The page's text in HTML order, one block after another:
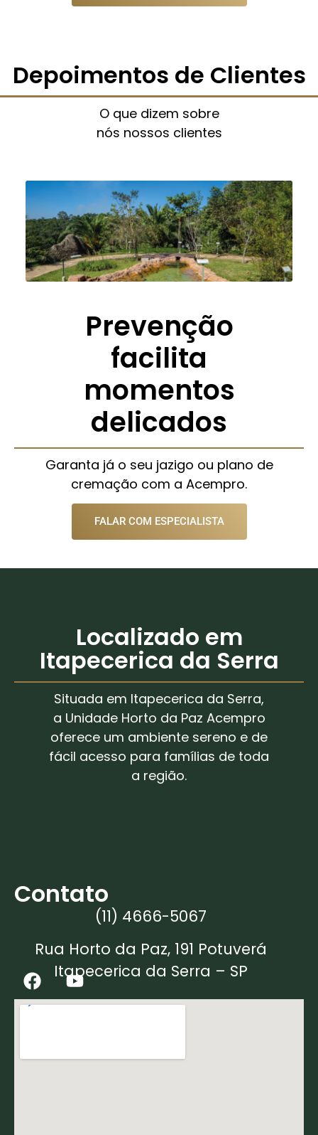
Depoimentos de Clientes
O que dizem sobre
nós nossos clientes
Prevenção
facilita
momentos
delicados
Garanta já o seu jazigo ou plano de
cremação com a Acempro.
FALAR COM ESPECIALISTA
Localizado em
Itapecerica da Serra
Situada em Itapecerica da Serra,
a Unidade Horto da Paz Acempro
oferece um ambiente sereno e de
fácil acesso para famílias de toda
a região.
Contato
(11) 4666-5067
Rua Horto da Paz, 191 Potuverá
Itapecerica da Serra – SP